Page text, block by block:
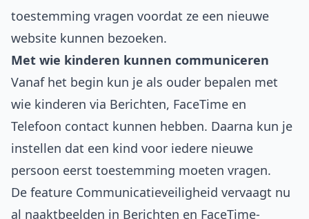
toestemming vragen voordat ze een nieuwe
website kunnen bezoeken.
Met wie kinderen kunnen communiceren
Vanaf het begin kun je als ouder bepalen met
wie kinderen via Berichten, FaceTime en
Telefoon contact kunnen hebben. Daarna kun je
instellen dat een kind voor iedere nieuwe
persoon eerst toestemming moeten vragen.
De feature Communicatieveiligheid vervaagt nu
al naaktbeelden in Berichten en FaceTime-